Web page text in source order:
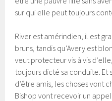
sur qui elle peut toujours
River est amérindien, il est
bruns, tandis qu’Avery est
veut protecteur vis à vis
toujours dicté sa conduite. Et
d’être amis, les choses vont
Bishop vont recevoir un